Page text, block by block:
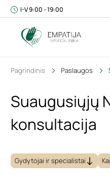
I-V 9:00 - 19:00
Pagrindinis Paslaugos
Suaugusiųjų
konsultacija
Gydytojai ir specialistai